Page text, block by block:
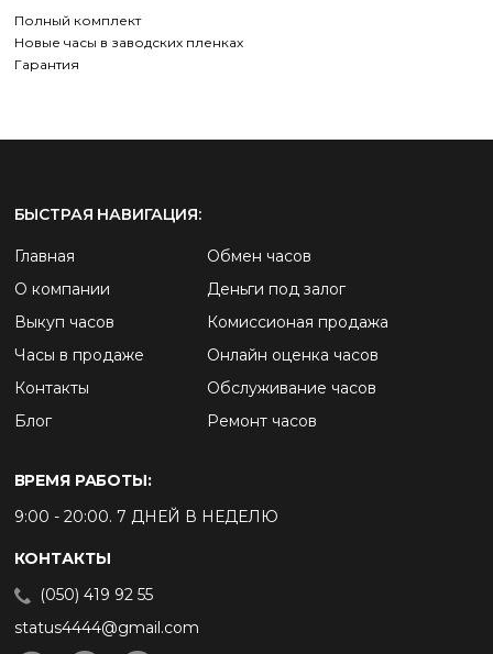
Полный комплект
Новые часы в заводских пленках
Гарантия
БЫСТРАЯ НАВИГАЦИЯ:
Главная
О компании
Выкуп часов
Часы в продаже
Контакты
Блог
Обмен часов
Деньги под залог
Комиссионая продажа
Онлайн оценка часов
Обслуживание часов
Ремонт часов
ВРЕМЯ РАБОТЫ:
9:00 - 20:00. 7 ДНЕЙ В НЕДЕЛЮ
КОНТАКТЫ
(050) 419 92 55
status4444@gmail.com